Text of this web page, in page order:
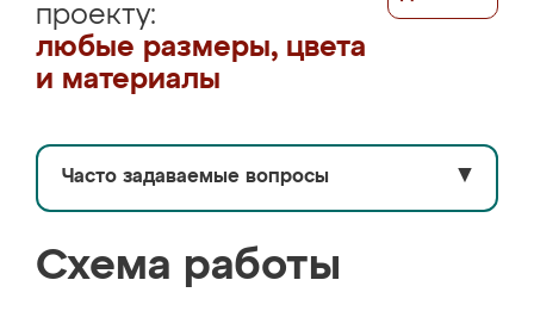
проекту:
любые размеры, цвета
и материалы
Часто задаваемые вопросы ▼
Схема работы